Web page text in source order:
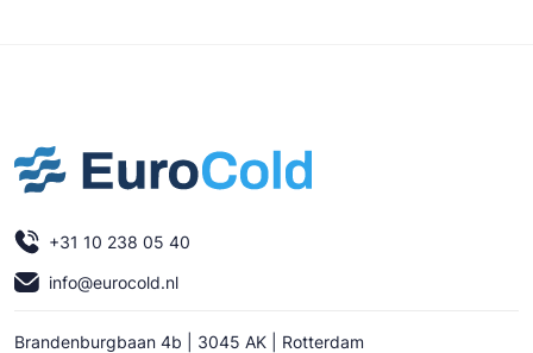
+31 10 238 05 40
info@eurocold.nl
Brandenburgbaan 4b | 3045 AK | Rotterdam